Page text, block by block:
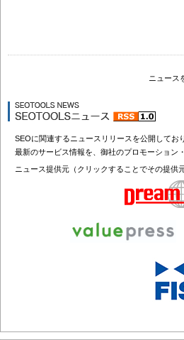
ニュース
SEOに関連するニュースリリースを公開してお
最新のサービス情報を、御社のプロモーション
ニュース提供元（クリックすることでその提供